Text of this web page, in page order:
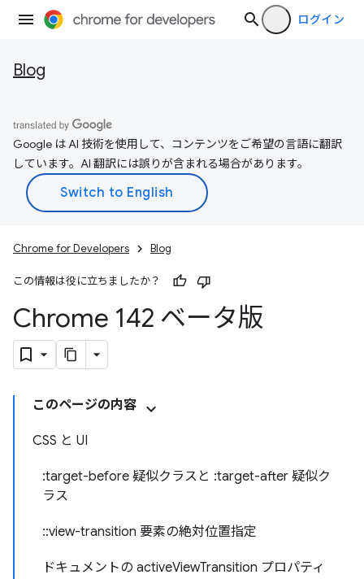
ログイン
Blog
Google は AI 技術を使用して、コンテンツをご希望の言語に翻訳
しています。AI 翻訳には誤りが含まれる場合があります。
Chrome for Developers Blog
この情報は役に立ちましたか？
Chrome 142 ベータ版
このページの内容
CSS と UI
:target-before 疑似クラスと :target-after 疑似ク
ラス
::view-transition 要素の絶対位置指定
ドキュメントの activeViewTransition プロパティ